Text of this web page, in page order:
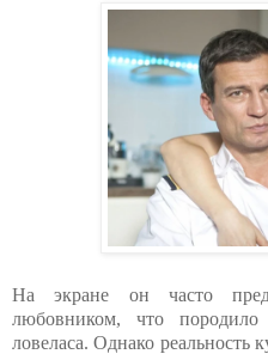
На экране он часто
любовником, что
ловеласа. Однако реальность